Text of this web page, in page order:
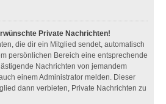
Private Nachrichten!
die dir ein Mitglied sendet, automatisch
persönlichen Bereich eine entsprechende
Nachrichten von jemandem
einem Administrator melden. Dieser
dann verbieten, Private Nachrichten zu